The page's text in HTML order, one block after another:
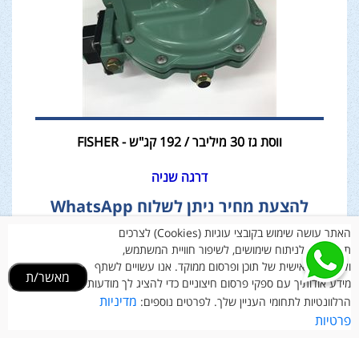
ווסת גז 30 מיליבר / 192 קג"ש - FISHER
דרגה שניה
להצעת מחיר ניתן לשלוח WhatsApp
האתר עושה שימוש בקובצי עוגיות (Cookies) לצרכים
תפעוליים, לניתוח שימושים, לשיפור חוויית המשתמש,
ולהתאמה אישית של תוכן ופרסום ממוקד. אנו עשויים לשתף
מידע אודותיך עם ספקי פרסום חיצוניים כדי להציג לך מודעות
הרלוונטיות לתחומי העניין שלך. לפרטים נוספים: מדיניות
פרטיות
מאשר/ת